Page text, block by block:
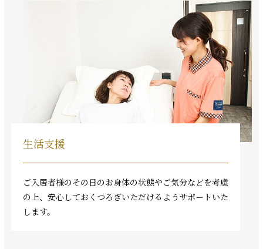
生活支援
ご入居者様のその日のお身体の状態やご気分などを考慮
の上、安心しておくつろぎいただけるようサポートいた
します。